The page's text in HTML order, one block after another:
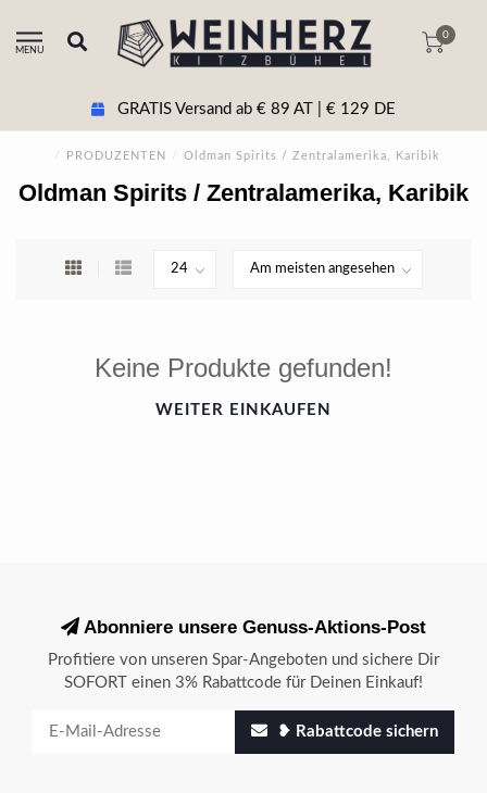
MENU
0
GRATIS Versand ab € 89 AT | € 129 DE
/ PRODUZENTEN / Oldman Spirits / Zentralamerika, Karibik
Oldman Spirits / Zentralamerika, Karibik
Keine Produkte gefunden!
WEITER EINKAUFEN
Abonniere unsere Genuss-Aktions-Post
Profitiere von unseren Spar-Angeboten und sichere Dir
SOFORT einen 3% Rabattcode für Deinen Einkauf!
❥ Rabattcode sichern